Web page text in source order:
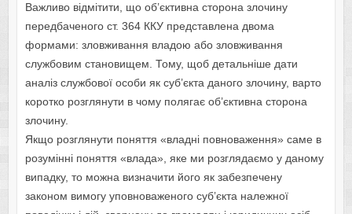
Важливо відмітити, що об’єктивна сторона злочину
передбаченого ст. 364 ККУ представлена двома
формами: зловживання владою або зловживання
службовим становищем. Тому, щоб детальніше дати
аналіз службової особи як суб’єкта даного злочину, варто
коротко розглянути в чому полягає об’єктивна сторона
злочину.
Якщо розглянути поняття «владні повноваження» саме в
розумінні поняття «влада», яке ми розглядаємо у даному
випадку, то можна визначити його як забезпечену
законом вимогу уповноваженого суб’єкта належної